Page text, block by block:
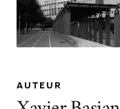
AUTEUR